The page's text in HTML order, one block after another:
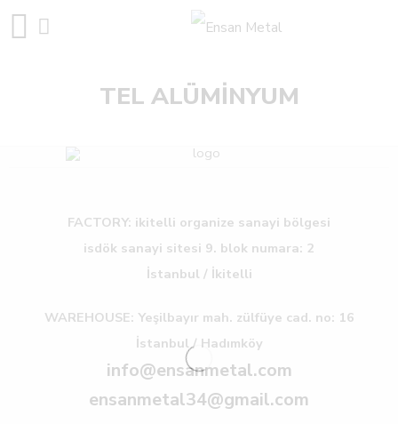
TEL ALÜMİNYUM
FACTORY: ikitelli organize sanayi bölgesi
isdök sanayi sitesi 9. blok numara: 2
İstanbul / İkitelli
WAREHOUSE: Yeşilbayır mah. zülfüye cad. no: 16
İstanbul / Hadımköy
info@ensanmetal.com
ensanmetal34@gmail.com